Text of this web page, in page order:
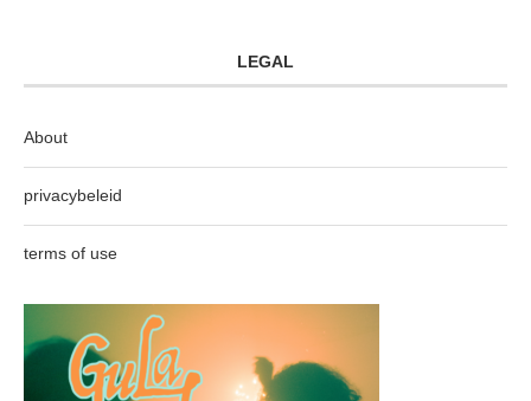
LEGAL
About
privacybeleid
terms of use